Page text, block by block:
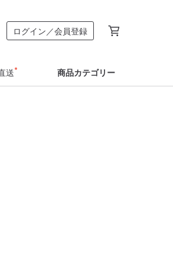
ログイン／会員登録
送 商品カテゴリー